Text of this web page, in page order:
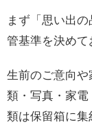
まず「思い出
管基準を決めて
生前のご意向
類・写真・家
類は保留箱に集